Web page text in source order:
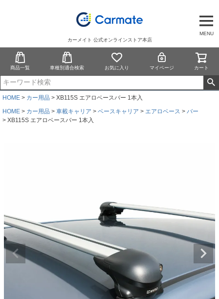
MENU
カーメイト 公式オンラインストア本店
商品一覧 車種別適合検索 お気に入り マイページ カート
HOME カー用品
XB115S エアロベースバー 1本入
HOME
カー用品 車載キャリア ベースキャリア エアロベース
バー
XB115S エアロベースバー 1本入